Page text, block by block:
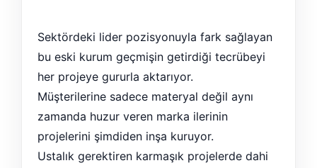
Sektördeki lider pozisyonuyla fark sağlayan
bu eski kurum geçmişin getirdiği tecrübeyi
her projeye gururla aktarıyor.
Müşterilerine sadece materyal değil aynı
zamanda huzur veren marka ilerinin
projelerini şimdiden inşa kuruyor.
Ustalık gerektiren karmaşık projelerde dahi